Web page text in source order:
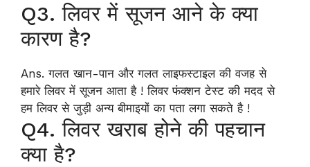
Q3. लिवर में सूजन आने के क्या
कारण है?
Ans. गलत खान-पान और गलत लाइफस्टाइल की वजह से
हमारे लिवर में सूजन आता है ! लिवर फंक्शन टेस्ट की मदद से
हम लिवर से जुड़ी अन्य बीमाइयों का पता लगा सकते है !
Q4. लिवर खराब होने की पहचान
क्या है?